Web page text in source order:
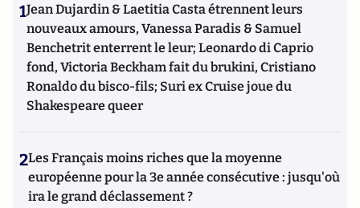
1Jean Dujardin & Laetitia Casta étrennent leurs
nouveaux amours, Vanessa Paradis & Samuel
Benchetrit enterrent le leur; Leonardo di Caprio
fond, Victoria Beckham fait du brukini, Cristiano
Ronaldo du bisco-fils; Suri ex Cruise joue du
Shakespeare queer
2Les Français moins riches que la moyenne
européenne pour la 3e année consécutive : jusqu'où
ira le grand déclassement ?